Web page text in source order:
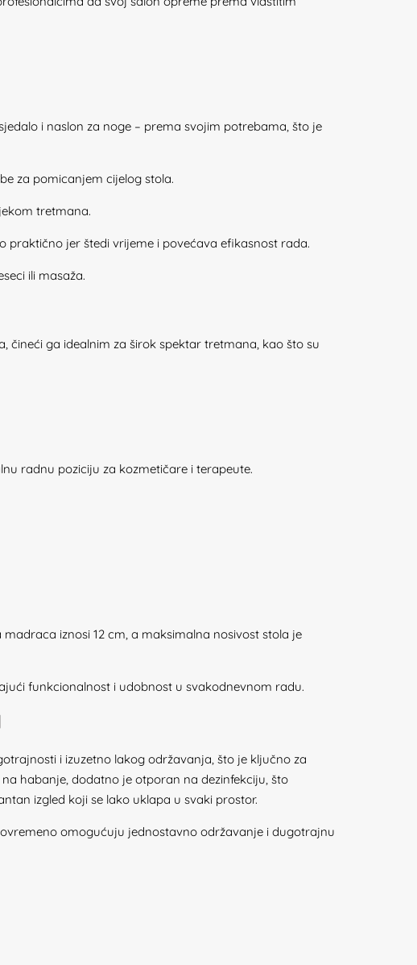
i naslon za noge – prema svojim potrebama, što je
za pomicanjem cijelog stola.
tretmana.
praktično jer štedi vrijeme i povećava efikasnost rada.
ili masaža.
čineći ga idealnim za širok spektar tretmana, kao što su
radnu poziciju za kozmetičare i terapeute.
madraca iznosi 12 cm, a maksimalna nosivost stola je
funkcionalnost i udobnost u svakodnevnom radu.
i izuzetno lakog održavanja, što je ključno za
habanje, dodatno je otporan na dezinfekciju, što
izgled koji se lako uklapa u svaki prostor.
omogućuju jednostavno održavanje i dugotrajnu